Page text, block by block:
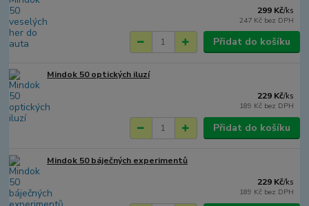
299 Kč/ks
247 Kč bez DPH
Přidat do košíku
Mindok 50 optických iluzí
229 Kč/ks
189 Kč bez DPH
Přidat do košíku
Mindok 50 báječných experimentů
229 Kč/ks
189 Kč bez DPH